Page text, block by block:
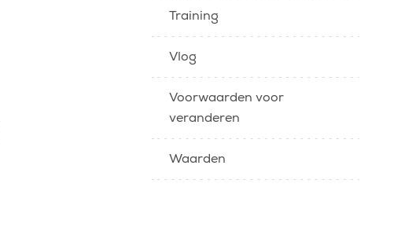
Training
Vlog
Voorwaarden voor
veranderen
Waarden